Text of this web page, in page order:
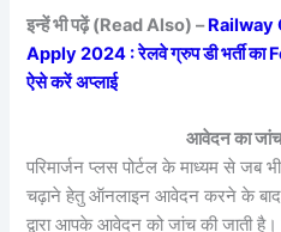
इन्हें भी पढ़ें (Read Also) –Railway
Apply 2024 : रेलवे ग्रुप डी भर्ती
ऐसे करें अप्लाई
आवेदन का
परिमार्जन प्लस पोर्टल के माध्यम से जब
चढ़ाने हेतु ऑनलाइन आवेदन करने के बाद
द्वारा आपके आवेदन को जांच की जाती